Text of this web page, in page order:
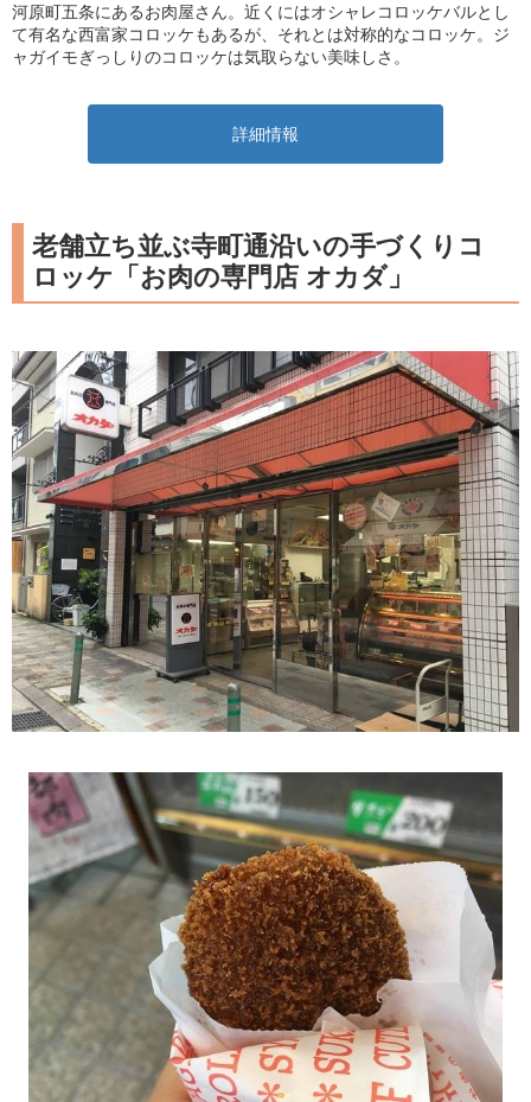
河原町五条にあるお肉屋さん。近くにはオシャレコロッケバルとし
て有名な西富家コロッケもあるが、それとは対称的なコロッケ。ジ
ャガイモぎっしりのコロッケは気取らない美味しさ。
詳細情報
老舗立ち並ぶ寺町通沿いの手づくりコ
ロッケ「お肉の専門店 オカダ」